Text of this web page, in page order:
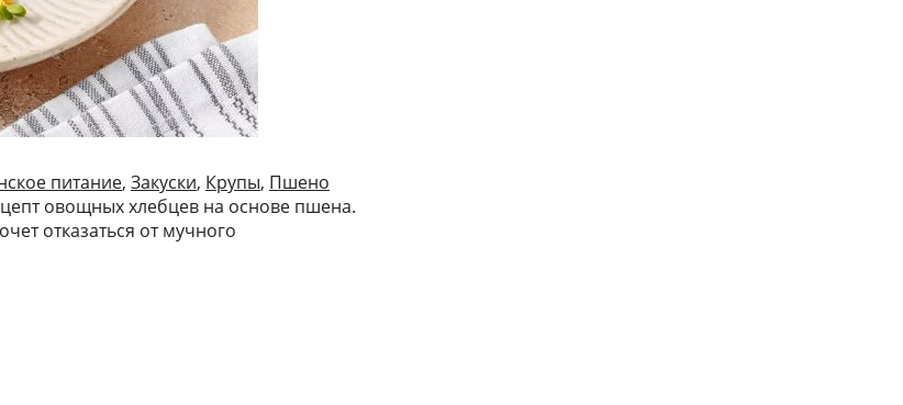
питание, Закуски, Крупы, Пшено
овощных хлебцев на основе пшена.
отказаться от мучного